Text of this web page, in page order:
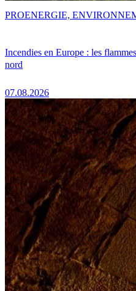
Incendies en Europe : les
nord
07.08.2026
PROENERGIE,